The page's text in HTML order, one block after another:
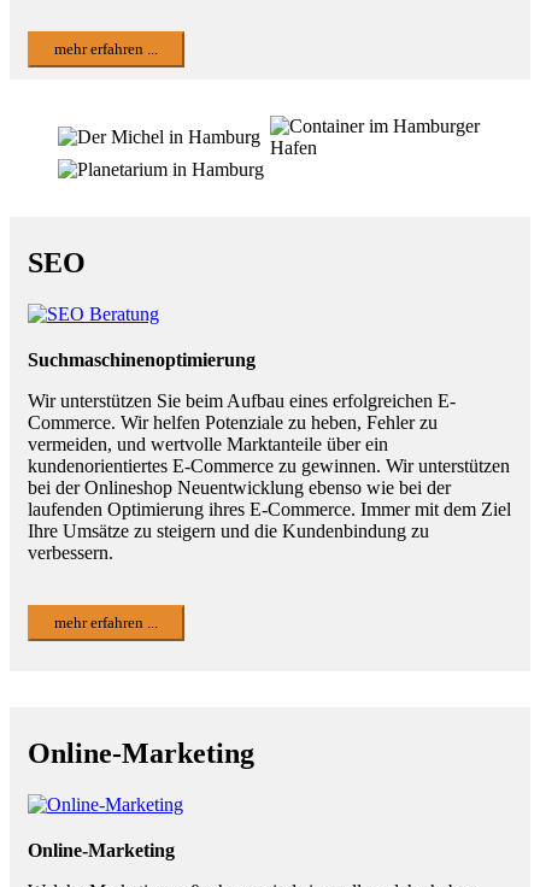
mehr erfahren ...
SEO
Suchmaschinenoptimierung
Wir unterstützen Sie beim Aufbau eines erfolgreichen E-
Commerce. Wir helfen Potenziale zu heben, Fehler zu
vermeiden, und wertvolle Marktanteile über ein
kundenorientiertes E-Commerce zu gewinnen. Wir unterstützen
bei der Onlineshop Neuentwicklung ebenso wie bei der
laufenden Optimierung ihres E-Commerce. Immer mit dem Ziel
Ihre Umsätze zu steigern und die Kundenbindung zu
verbessern.
mehr erfahren ...
Online-Marketing
Online-Marketing